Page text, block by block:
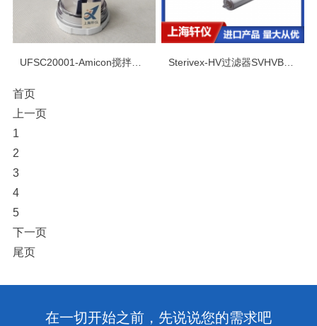
UFSC20001-Amicon搅拌式超滤杯200ml-Millipore大体积超滤装置
首页
上一页
1
2
3
4
5
下一页
尾页
在一切开始之前，先说说您的需求吧